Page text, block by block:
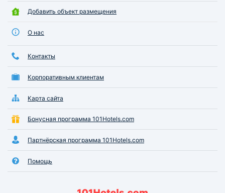
Добавить объект размещения
О нас
Контакты
Корпоративным клиентам
Карта сайта
Бонусная программа 101Hotels.com
Партнёрская программа 101Hotels.com
Помощь